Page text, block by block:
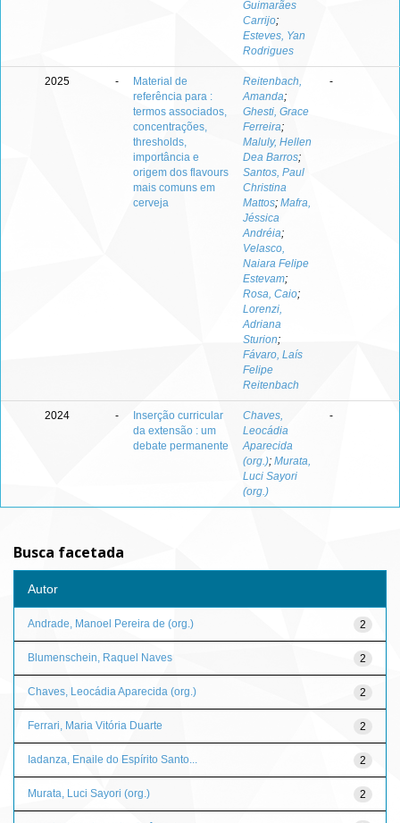
Guimarães
Carrijo;
Esteves, Yan
Rodrigues
2025 -
Material de
referência para :
termos associados,
concentrações,
thresholds,
importância e
origem dos flavours
mais comuns em
cerveja
Reitenbach,
Amanda;
Ghesti, Grace
Ferreira;
Maluly, Hellen
Dea Barros;
Santos, Paul
Christina
Mattos; Mafra,
Jéssica
Andréia;
Velasco,
Naiara Felipe
Estevam;
Rosa, Caio;
Lorenzi,
Adriana
Sturion;
Fávaro, Laís
Felipe
Reitenbach
-
2024 -
Inserção curricular
da extensão : um
debate permanente
Chaves,
Leocádia
Aparecida
(org.); Murata,
Luci Sayori
(org.)
-
Busca facetada
Autor
2
Andrade, Manoel Pereira de (org.)
2
Blumenschein, Raquel Naves
2
Chaves, Leocádia Aparecida (org.)
2
Ferrari, Maria Vitória Duarte
2
Iadanza, Enaile do Espírito Santo...
2
Murata, Luci Sayori (org.)